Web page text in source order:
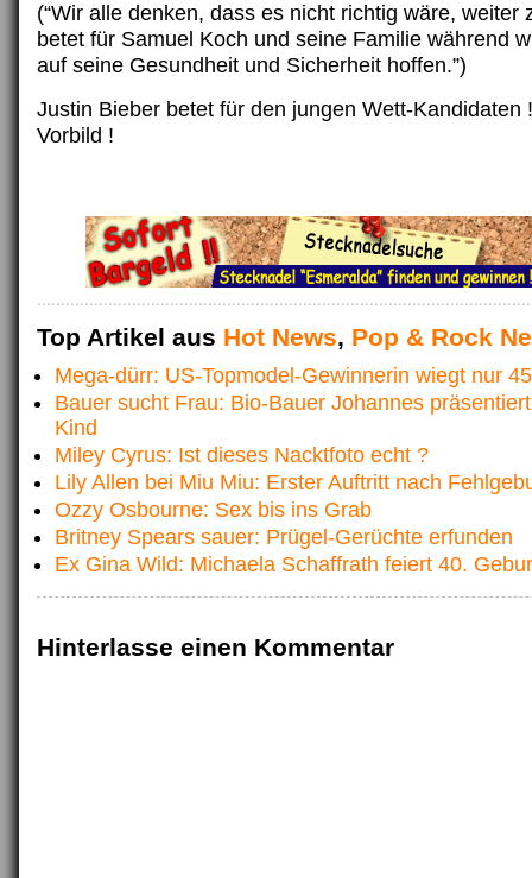
(“Wir alle denken, dass es nicht richtig wäre, weiter
betet für Samuel Koch und seine Familie während
auf seine Gesundheit und Sicherheit hoffen.”)
Justin Bieber betet für den jungen Wett-Kandidaten
Vorbild !
Top Artikel aus Hot News, Pop & Rock
Mega-dürr: US-Topmodel-Gewinnerin wiegt nur
Bauer sucht Frau: Bio-Bauer Johannes
Kind
Miley Cyrus: Ist dieses Nacktfoto echt ?
Lily Allen bei Miu Miu: Erster Auftritt nach
Ozzy Osbourne: Sex bis ins Grab
Britney Spears sauer: Prügel-Gerüchte erfunden
Ex Gina Wild: Michaela Schaffrath feiert 40.
Hinterlasse einen Kommentar